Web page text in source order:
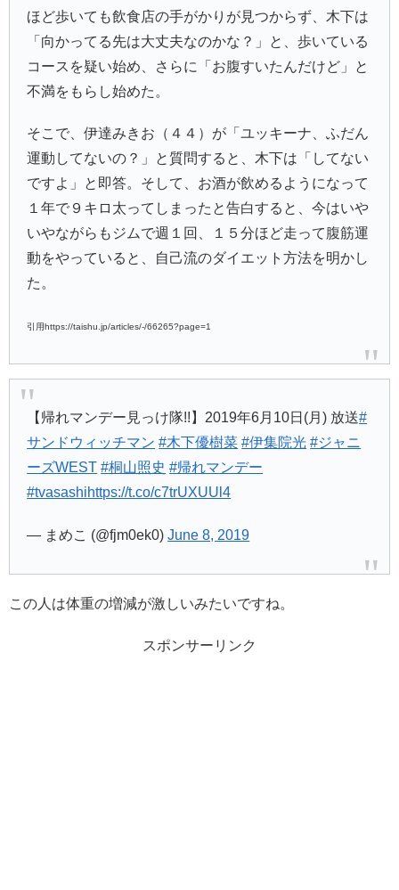
ほど歩いても飲食店の手がかりが見つからず、木下は
「向かってる先は大丈夫なのかな？」と、歩いている
コースを疑い始め、さらに「お腹すいたんだけど」と
不満をもらし始めた。
そこで、伊達みきお（４４）が「ユッキーナ、ふだん
運動してないの？」と質問すると、木下は「してない
ですよ」と即答。そして、お酒が飲めるようになって
１年で９キロ太ってしまったと告白すると、今はいや
いやながらもジムで週１回、１５分ほど走って腹筋運
動をやっていると、自己流のダイエット方法を明かし
た。
引用https://taishu.jp/articles/-/66265?page=1
【帰れマンデー見っけ隊!!】2019年6月10日(月) 放送#
サンドウィッチマン #木下優樹菜 #伊集院光 #ジャニ
ーズWEST #桐山照史 #帰れマンデー
#tvasashihttps://t.co/c7trUXUUl4
— まめこ (@fjm0ek0)June 8, 2019
この人は体重の増減が激しいみたいですね。
スポンサーリンク